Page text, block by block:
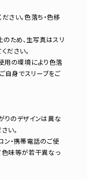
さい。色落ち・色移
のため、生写真はスリ
ださい。
用の環境により色落
自身でスリーブをご
りのデザインは異な
い。
・携帯電話のご使
色味等が若干異なっ